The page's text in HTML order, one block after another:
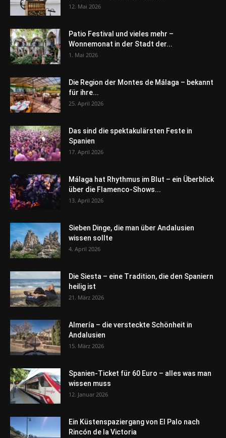
12. Mai 2026
Patio Festival und vieles mehr –
Wonnemonat in der Stadt der...
1. Mai 2026
Die Region der Montes de Málaga – bekannt
für ihre...
25. April 2026
Das sind die spektakulärsten Feste in
Spanien
17. April 2026
Málaga hat Rhythmus im Blut – ein Überblick
über die Flamenco-Shows...
13. April 2026
Sieben Dinge, die man über Andalusien
wissen sollte
4. April 2026
Die Siesta – eine Tradition, die den Spaniern
heilig ist
21. März 2026
Almería – die versteckte Schönheit in
Andalusien
15. März 2026
Spanien-Ticket für 60 Euro – alles was man
wissen muss
12. Januar 2026
Ein Küstenspaziergang von El Palo nach
Rincón de la Victoria